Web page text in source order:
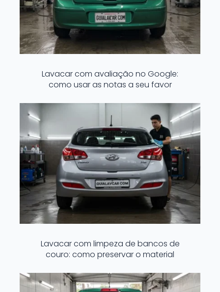
Lavacar com avaliação no Google:
como usar as notas a seu favor
Lavacar com limpeza de bancos de
couro: como preservar o material